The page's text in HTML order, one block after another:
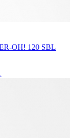
OH! 120 SBL